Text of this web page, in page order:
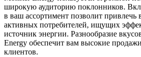
широкую аудиторию поклонников.
в ваш ассортимент позволит
активных потребителей, ищущих
источник энергии. Разнообразие
Energy обеспечит вам высокие
клиентов.